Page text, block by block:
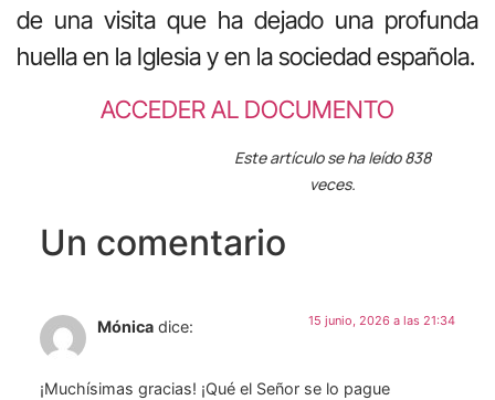
de una visita que ha dejado una profunda
huella en la Iglesia y en la sociedad española.
ACCEDER AL DOCUMENTO
Este artículo se ha leído 838
veces.
Un comentario
Mónica dice: 15 junio, 2026 a las 21:34
¡Muchísimas gracias! ¡Qué el Señor se lo pague